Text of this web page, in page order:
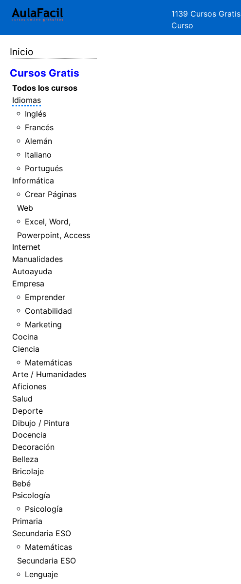
1139 Cursos Gratis
Curso
Inicio
Cursos Gratis
Todos los cursos
Idiomas
Inglés
Francés
Alemán
Italiano
Portugués
Informática
Crear Páginas
Web
Excel, Word,
Powerpoint, Access
Internet
Manualidades
Autoayuda
Empresa
Emprender
Contabilidad
Marketing
Cocina
Ciencia
Matemáticas
Arte / Humanidades
Aficiones
Salud
Deporte
Dibujo / Pintura
Docencia
Decoración
Belleza
Bricolaje
Bebé
Psicología
Psicología
Primaria
Secundaria ESO
Matemáticas
Secundaria ESO
Lenguaje